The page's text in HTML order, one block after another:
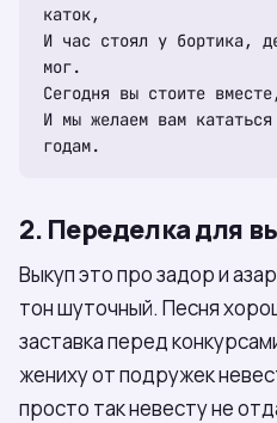
каток,
И час стоял у бортика,
мог.
Сегодня вы стоите
И мы желаем вам
2. Переделка для
Выкуп это про задор и
тон шуточный. Песня
заставка перед
жениху от подружек
просто так невесту не